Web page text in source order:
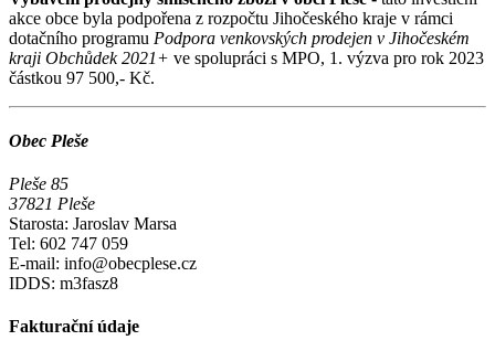
akce obce byla podpořena z rozpočtu Jihočeského kraje v rámci
dotačního programu Podpora venkovských prodejen v Jihočeském
kraji Obchůdek 2021+ ve spolupráci s MPO, 1. výzva pro rok 2023
částkou 97 500,- Kč.
Obec Pleše
Pleše 85
37821 Pleše
Starosta: Jaroslav Marsa
Tel: 602 747 059
E-mail: info@obecplese.cz
IDDS: m3fasz8
Fakturační údaje